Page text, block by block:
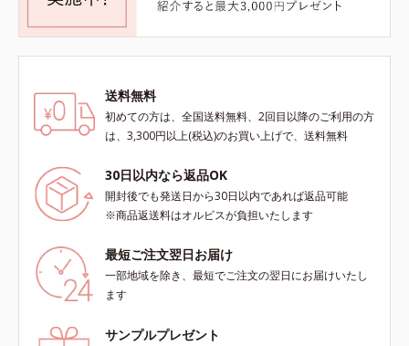
送料無料
初めての方は、全国送料無料、2回目以降のご利用の方
は、3,300円以上(税込)のお買い上げで、送料無料
30日以内なら返品OK
開封後でも発送日から30日以内であれば返品可能
※商品返送料はオルビスが負担いたします
最短ご注文翌日お届け
一部地域を除き、最短でご注文の翌日にお届けいたし
ます
サンプルプレゼント